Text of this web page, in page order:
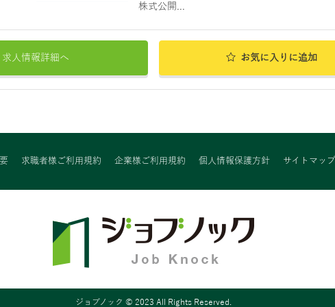
株式公開...
求人情報詳細へ お気に入りに追加
求職者様ご利用規約 企業様ご利用規約 個人情報保護方針 サイトマップ
ジョブノック © 2023 All Rights Reserved.